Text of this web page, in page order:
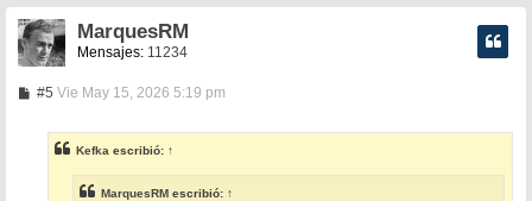
MarquesRM
Mensajes: 11234
#5M
s
a
Vie May 15, 2026 5:19 pm
Kefka escribió: ↑
MarquesRM escribió: ↑